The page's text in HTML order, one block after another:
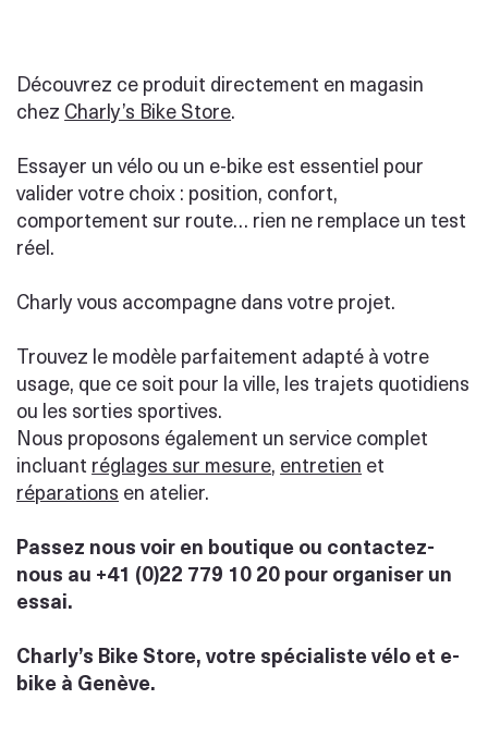
Découvrez ce produit directement en magasin
chez Charly’s Bike Store.
Essayer un vélo ou un e-bike est essentiel pour
valider votre choix : position, confort,
comportement sur route… rien ne remplace un test
réel.
Charly vous accompagne dans votre projet.
Trouvez le modèle parfaitement adapté à votre
usage, que ce soit pour la ville, les trajets quotidiens
ou les sorties sportives.
Nous proposons également un service complet
incluant réglages sur mesure, entretien et
réparations en atelier.
Passez nous voir en boutique ou contactez-
nous au +41 (0)22 779 10 20 pour organiser un
essai.
Charly’s Bike Store, votre spécialiste vélo et e-
bike à Genève.